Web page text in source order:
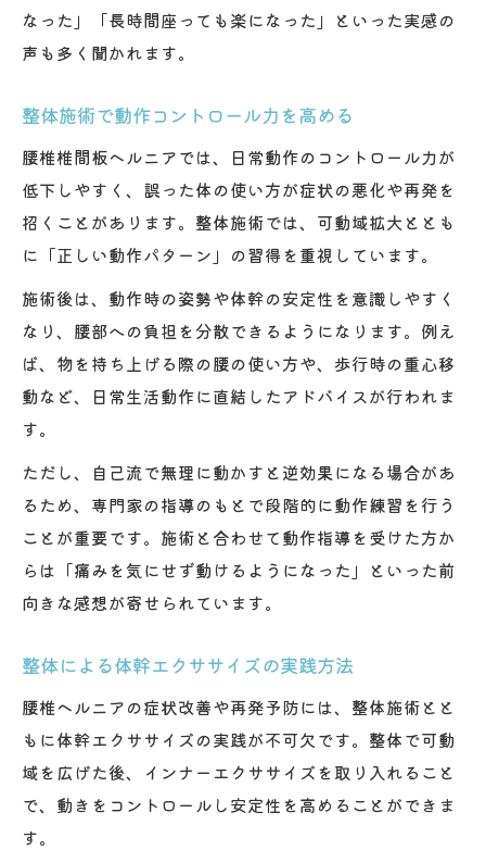
なった」「長時間座っても楽になった」といった実感の
声も多く聞かれます。
整体施術で動作コントロール力を高める
腰椎椎間板ヘルニアでは、日常動作のコントロール力が
低下しやすく、誤った体の使い方が症状の悪化や再発を
招くことがあります。整体施術では、可動域拡大ととも
に「正しい動作パターン」の習得を重視しています。
施術後は、動作時の姿勢や体幹の安定性を意識しやすく
なり、腰部への負担を分散できるようになります。例え
ば、物を持ち上げる際の腰の使い方や、歩行時の重心移
動など、日常生活動作に直結したアドバイスが行われま
す。
ただし、自己流で無理に動かすと逆効果になる場合があ
るため、専門家の指導のもとで段階的に動作練習を行う
ことが重要です。施術と合わせて動作指導を受けた方か
らは「痛みを気にせず動けるようになった」といった前
向きな感想が寄せられています。
整体による体幹エクササイズの実践方法
腰椎ヘルニアの症状改善や再発予防には、整体施術とと
もに体幹エクササイズの実践が不可欠です。整体で可動
域を広げた後、インナーエクササイズを取り入れること
で、動きをコントロールし安定性を高めることができま
す。